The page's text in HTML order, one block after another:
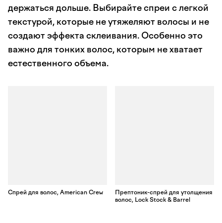
держаться дольше. Выбирайте спреи с легкой
текстурой, которые не утяжеляют волосы и не
создают эффекта склеивания. Особенно это
важно для тонких волос, которым не хватает
естественного объема.
Спрей для волос, American Crew
Прептоник-спрей для утолщения
волос, Lock Stock & Barrel